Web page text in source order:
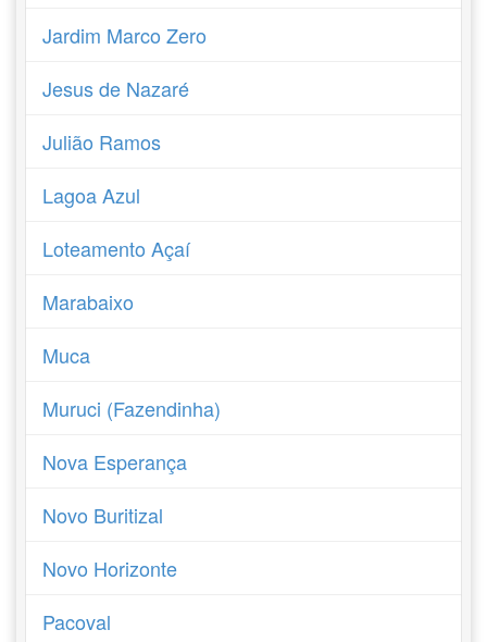
Jardim Marco Zero
Jesus de Nazaré
Julião Ramos
Lagoa Azul
Loteamento Açaí
Marabaixo
Muca
Muruci (Fazendinha)
Nova Esperança
Novo Buritizal
Novo Horizonte
Pacoval